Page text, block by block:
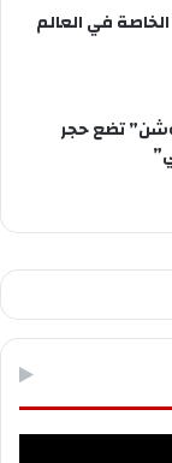
في العالم
تضع حجر